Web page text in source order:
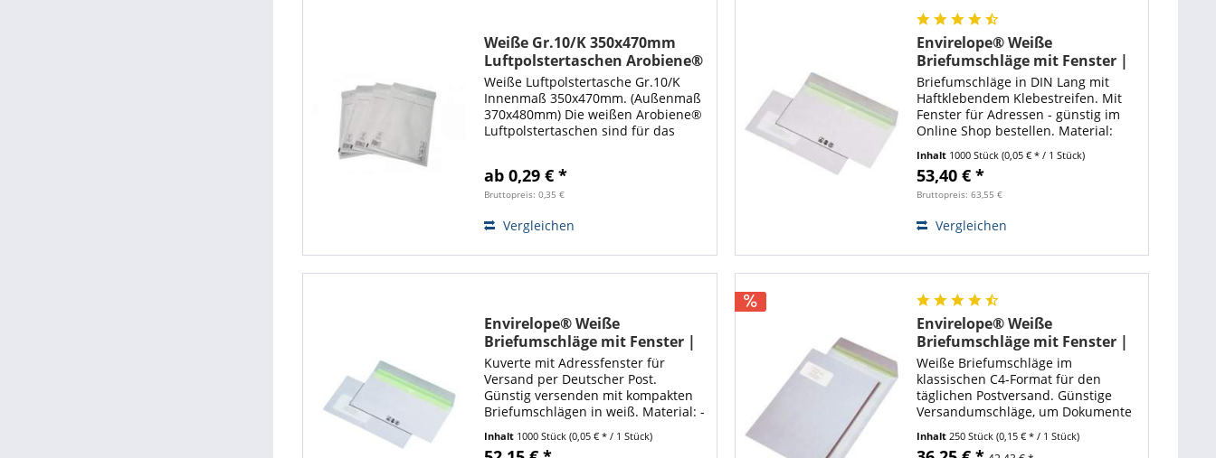
Weiße Gr.10/K 350x470mm
Luftpolstertaschen Arobiene®
Economy
Weiße Luftpolstertasche Gr.10/K
Innenmaß 350x470mm. (Außenmaß
370x480mm) Die weißen Arobiene®
Luftpolstertaschen sind für das
großen Luftpolsterumschlägen steht
Ihnen...
ab 0,29 € *
Bruttopreis: 0,35 €
Vergleichen
Envirelope® Weiße
Briefumschläge mit Fenster |
DIN Lang 110x220mm |
Haftklebend | 1000 Stück
Briefumschläge in DIN Lang mit
Haftklebendem Klebestreifen. Mit
Fenster für Adressen - günstig im
Online Shop bestellen. Material:
Biofarbstoff Format: DIN Lang
Ausführung: mit Fenster Qualität:
80g/m²...
Inhalt 1000 Stück (0,05 € * / 1 Stück)
53,40 € *
Bruttopreis: 63,55 €
Vergleichen
Envirelope® Weiße
Briefumschläge mit Fenster |
DIN C6/5 114x229mm |
Nassklebend | 1000 Stück
Kuverte mit Adressfenster für
Versand per Deutscher Post.
Günstig versenden mit kompakten
Briefumschlägen in weiß. Material: -
Biofarbstoff Format: DIN C6/5
Inhalt 1000 Stück(0,05 € * / 1 Stück)
Envirelope® Weiße
Briefumschläge mit Fenster |
DIN C4 229x324mm |
Haftklebend | 250 Stück
Weiße Briefumschläge im
klassischen C4-Format für den
täglichen Postversand. Günstige
Versandumschläge, um Dokumente
Material: -zertifiziertes Papier,
Inhalt 250 Stück (0,15 € * / 1 Stück)